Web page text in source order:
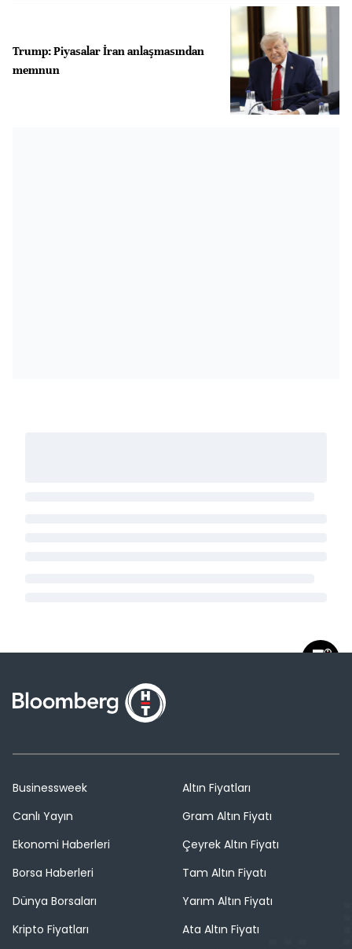
Trump: Piyasalar İran anlaşmasından
memnun
Businessweek
Canlı Yayın
Ekonomi Haberleri
Borsa Haberleri
Dünya Borsaları
Kripto Fiyatları
Altın Fiyatları
Gram Altın Fiyatı
Çeyrek Altın Fiyatı
Tam Altın Fiyatı
Yarım Altın Fiyatı
Ata Altın Fiyatı